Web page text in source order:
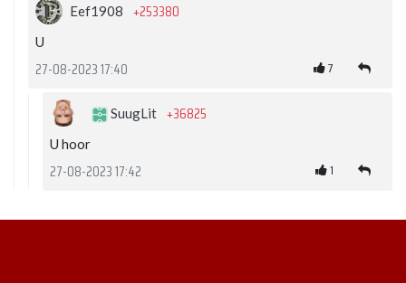
Eef1908 +253380
U
27-08-2023 17:40 7
SuugLit +36825
U hoor
27-08-2023 17:42 1